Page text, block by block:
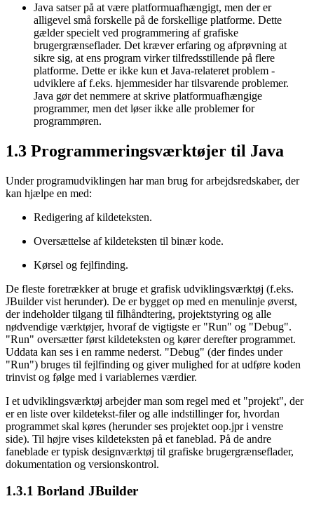
Java satser på at være platformuafhængigt, men der er
alligevel små forskelle på de forskellige platforme. Dette
gælder specielt ved programmering af grafiske
brugergrænseflader. Det kræver erfaring og afprøvning at
sikre sig, at ens program virker tilfredsstillende på flere
platforme. Dette er ikke kun et Java-relateret problem -
udviklere af f.eks. hjemmesider har tilsvarende problemer.
Java gør det nemmere at skrive platformuafhængige
programmer, men det løser ikke alle problemer for
programmøren.
1.3 Programmeringsværktøjer til Java
Under programudviklingen har man brug for arbejdsredskaber, der
kan hjælpe en med:
Redigering af kildeteksten.
Oversættelse af kildeteksten til binær kode.
Kørsel og fejlfinding.
De fleste foretrækker at bruge et grafisk udviklingsværktøj (f.eks.
JBuilder vist herunder). De er bygget op med en menulinje øverst,
der indeholder tilgang til filhåndtering, projektstyring og alle
nødvendige værktøjer, hvoraf de vigtigste er "Run" og "Debug".
"Run" oversætter først kildeteksten og kører derefter programmet.
Uddata kan ses i en ramme nederst. "Debug" (der findes under
"Run") bruges til fejlfinding og giver mulighed for at udføre koden
trinvist og følge med i variablernes værdier.
I et udviklingsværktøj arbejder man som regel med et "projekt", der
er en liste over kildetekst-filer og alle indstillinger for, hvordan
programmet skal køres (herunder ses projektet oop.jpr i venstre
side). Til højre vises kildeteksten på et faneblad. På de andre
faneblade er typisk designværktøj til grafiske brugergrænseflader,
dokumentation og versionskontrol.
1.3.1 Borland JBuilder